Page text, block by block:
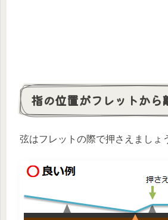
指の位置がフレットから
弦はフレットの際で押さえましょ